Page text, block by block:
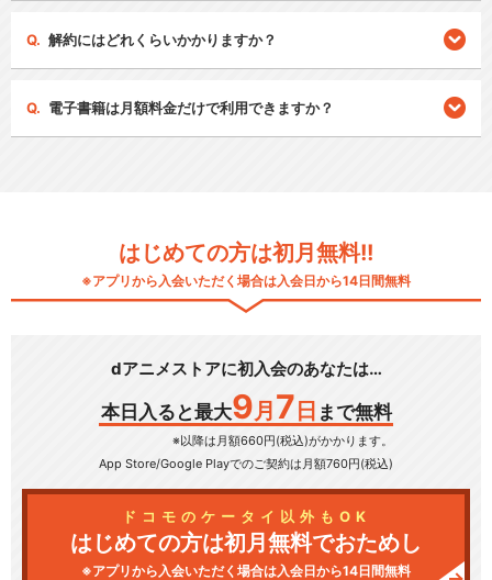
解約にはどれくらいかかりますか？
電子書籍は月額料金だけで利用できますか？
はじめての方は初月無料!!
※アプリから入会いただく場合は入会日から14日間無料
dアニメストアに初入会のあなたは…
本日入ると最大9月 7 日 まで無料
※以降は月額660円(税込)がかかります。
App Store/Google Playでのご契約は月額760円(税込)
ドコモのケータイ以外もOK
はじめての方は初月無料でおためし
※アプリから入会いただく場合は入会日から14日間無料